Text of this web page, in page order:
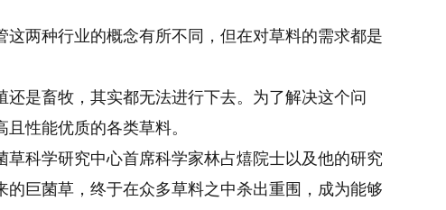
两种行业的概念有所不同，但在对草料的需求都是
是畜牧，其实都无法进行下去。为了解决这个问
性能优质的各类草料。
科学研究中心首席科学家林占熺院士以及他的研究
巨菌草，终于在众多草料之中杀出重围，成为能够